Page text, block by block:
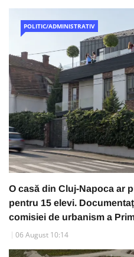
POLITIC/ADMINISTRATIV
O casă din Cluj-Napoca ar
pentru 15 elevi.
comisiei de urbanism a
06 August 10:14